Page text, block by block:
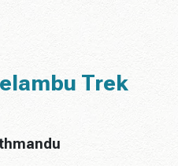
Trek